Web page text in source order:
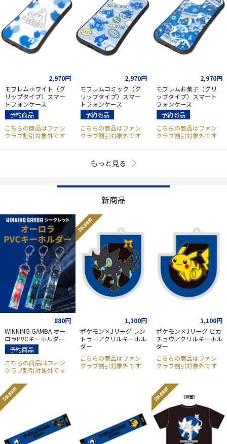
2,970円
モフレムホワイト（グ
リップタイプ）スマー
トフォンケース
予約商品
こちらの商品はファン
クラブ割引対象外です
2,970円
モフレムコミック（グ
リップタイプ）スマー
トフォンケース
予約商品
こちらの商品はファン
クラブ割引対象外です
2,970円
モフレムお菓子（グリ
ップタイプ）スマート
フォンケース
予約商品
こちらの商品はファン
クラブ割引対象外です
もっと見る
新商品
880円
WINNING GAMBA オー
ロラPVCキーホルダー
予約商品
こちらの商品はファン
クラブ割引対象外です
SOLD OUT
1,100円
ポケモン×Jリーグ レン
トラーアクリルキーホル
ダー
こちらの商品はファン
クラブ割引対象外です
1,100円
ポケモン×Jリーグ ピカ
チュウアクリルキーホル
ダー
こちらの商品はファン
クラブ割引対象外です
SOLD OUT SOLD OUT